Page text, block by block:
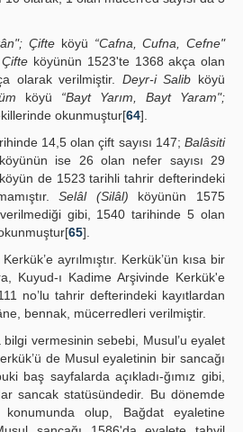
Çifte köyü “Cafna, Cufna, Cefne"
Çifte köyünün 1523'te 1368 akça olan
olarak verilmiştir. Deyr-i Salib köyü
köyü “Bayt Yarım, Bayt Yaram";
okunmuştur[64].
14,5 olan çift sayısı 147; Balâsiti
ise 26 olan nefer sayısı 29
de 1523 tarihli tahrir defterindeki
Selâl (Silâl) köyünün 1575
gibi, 1540 tarihinde 5 olan
65].
ayrılmıştır. Kerkük’ün kısa bir
Kuyud-ı Kadime Arşivinde Kerkük'e
no’lu tahrir defterindeki kayıtlardan
bennak, mücerredleri verilmiştir.
bilgi vermesinin sebebi, Musul’u eyalet
de Musul eyaletinin bir sancağı
baş sayfalarda açıkladı-ğımız gibi,
sancak statüsündedir. Bu dönemde
olup, Bağdat eyaletine